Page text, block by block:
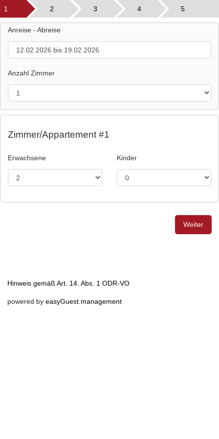
1 2 3 4 5
Anreise - Abreise
Anzahl Zimmer
Zimmer/Appartement #1
Erwachsene Kinder
Weiter
Hinweis gemäß Art. 14. Abs. 1 ODR-VO
powered by easyGuest.management